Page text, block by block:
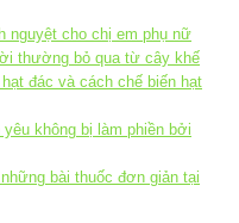
nguyệt cho chị em phụ nữ
thường bỏ qua từ cây khế
đác và cách chế biến hạt
không bị làm phiền bởi
bài thuốc đơn giản tại